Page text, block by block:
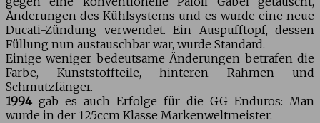
Änderungen des Kühlsystems und es wurde eine neue
Ducati-Zündung verwendet. Ein Auspufftopf, dessen
Füllung nun austauschbar war, wurde Standard.
Einige weniger bedeutsame Änderungen betrafen die
Farbe, Kunststoffteile, hinteren Rahmen und
Schmutzfänger.
1994 gab es auch Erfolge für die GG Enduros: Man
wurde in der 125ccm Klasse Markenweltmeister.